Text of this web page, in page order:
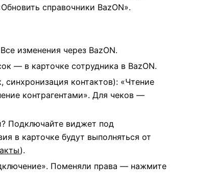
справочники BazON».
изменения через BazON.
— в карточке сотрудника в BazON.
контактов): «Чтение
контрагентами». Для чеков —
Подключайте виджет под
в карточке будут выполняться от
).
Поменяли права — нажмите